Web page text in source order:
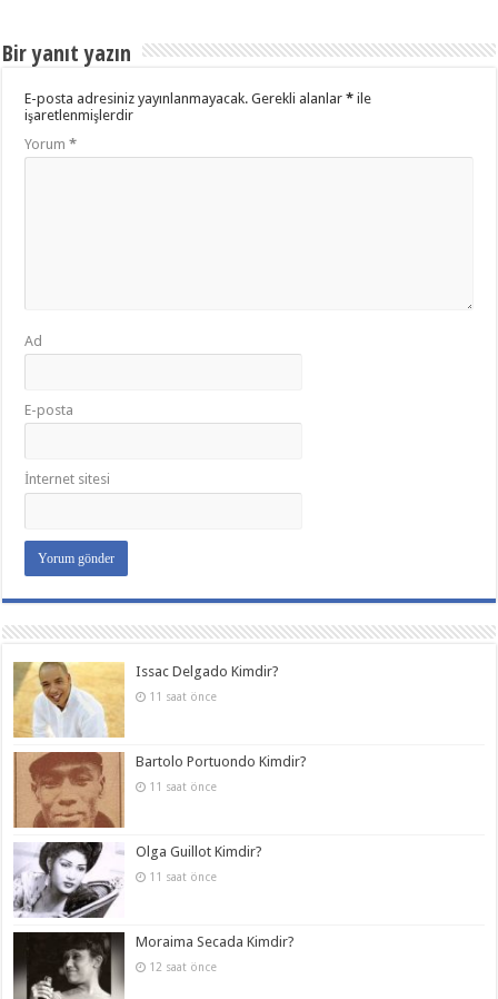
Bir yanıt yazın
E-posta adresiniz yayınlanmayacak. Gerekli alanlar* ile
işaretlenmişlerdir
Yorum*
Ad
E-posta
İnternet sitesi
Issac Delgado Kimdir?
11 saat önce
Bartolo Portuondo Kimdir?
11 saat önce
Olga Guillot Kimdir?
11 saat önce
Moraima Secada Kimdir?
12 saat önce